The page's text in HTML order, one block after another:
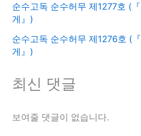
순수고독 순수허무 제1277호 (
게』)
순수고독 순수허무 제1276호 (
게』)
최신 댓글
보여줄 댓글이 없습니다.